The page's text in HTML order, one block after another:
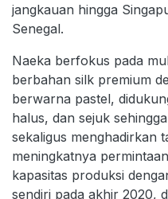
jangkauan hingga
Senegal.
Naeka berfokus pada
berbahan silk premium
berwarna pastel,
halus, dan sejuk
sekaligus menghadirkan
meningkatnya
kapasitas produksi
sendiri pada akhir 2020,